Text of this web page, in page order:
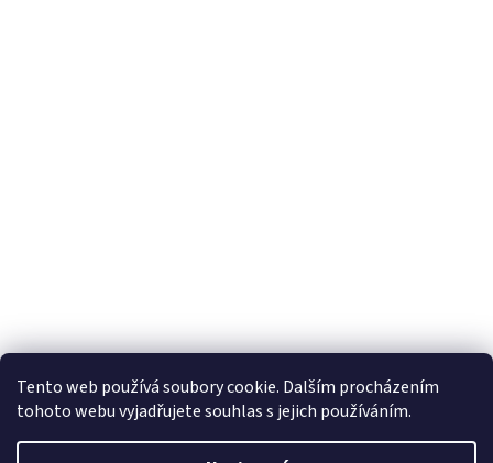
Tento web používá soubory cookie. Dalším procházením
tohoto webu vyjadřujete souhlas s jejich používáním.